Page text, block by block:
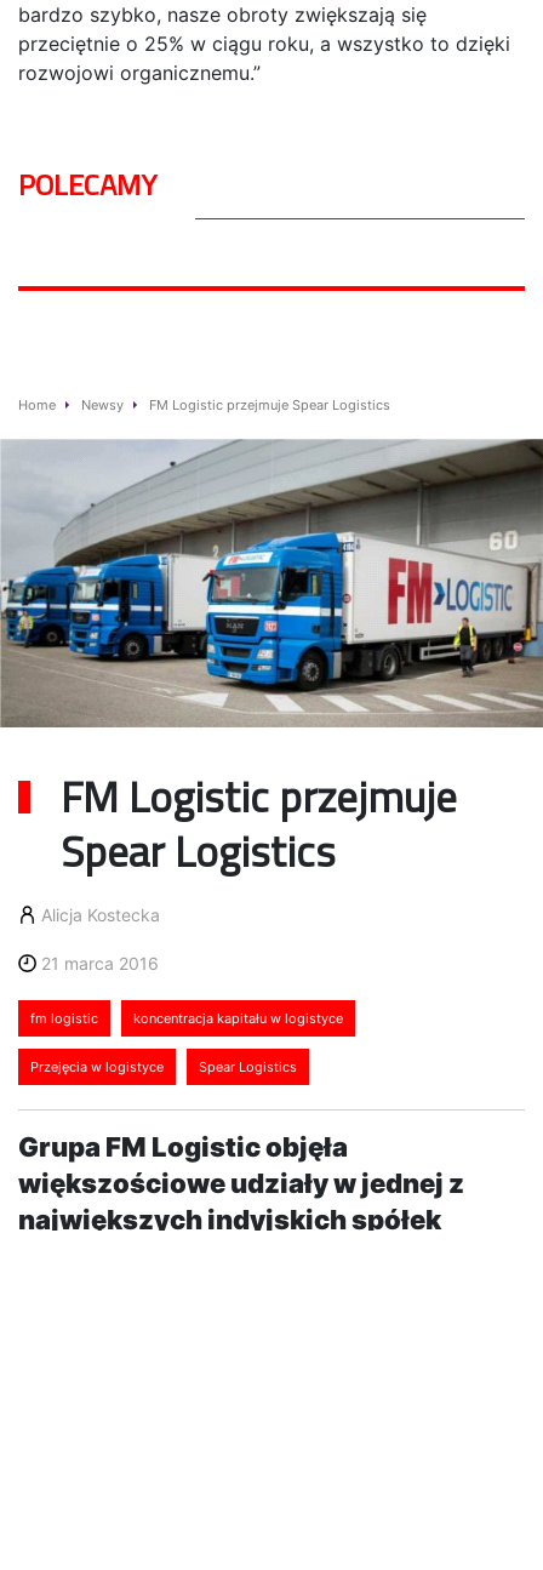
bardzo szybko, nasze obroty zwiększają się
przeciętnie o 25% w ciągu roku, a wszystko to dzięki
rozwojowi organicznemu.”
POLECAMY
Home Newsy FM Logistic przejmuje Spear Logistics
FM Logistic przejmuje
Spear Logistics
Alicja Kostecka
21 marca 2016
fm logistic koncentracja kapitału w logistyce
Przejęcia w logistyce Spear Logistics
Grupa FM Logistic objęła
większościowe udziały w jednej z
największych indyjskich spółek